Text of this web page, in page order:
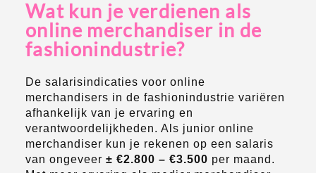
Wat kun je verdienen als
online merchandiser in de
fashionindustrie?
De salarisindicaties voor online
merchandisers in de fashionindustrie variëren
afhankelijk van je ervaring en
verantwoordelijkheden. Als junior online
merchandiser kun je rekenen op een salaris
van ongeveer ± €2.800 – €3.500 per maand.